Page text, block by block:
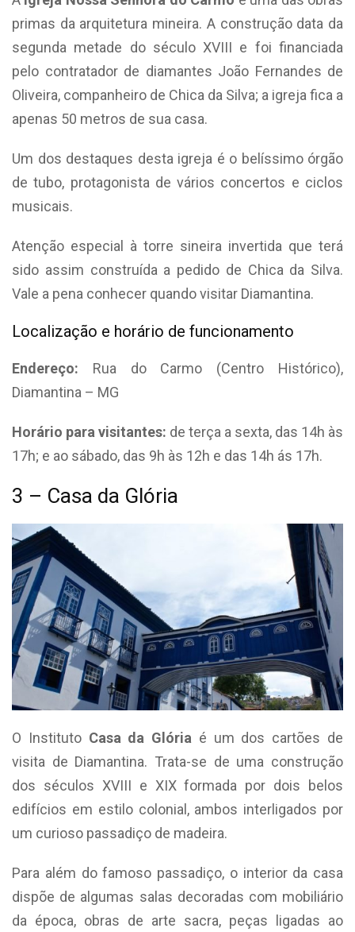
primas da arquitetura mineira. A construção data da
segunda metade do século XVIII e foi financiada
pelo contratador de diamantes João Fernandes de
Oliveira, companheiro de Chica da Silva; a igreja fica a
apenas 50 metros de sua casa.
Um dos destaques desta igreja é o belíssimo órgão
de tubo, protagonista de vários concertos e ciclos
musicais.
Atenção especial à torre sineira invertida que terá
sido assim construída a pedido de Chica da Silva.
Vale a pena conhecer quando visitar Diamantina.
Localização e horário de funcionamento
Endereço: Rua do Carmo (Centro Histórico),
Diamantina – MG
Horário para visitantes: de terça a sexta, das 14h às
17h; e ao sábado, das 9h às 12h e das 14h ás 17h.
3 – Casa da Glória
O Instituto Casa da Glória é um dos cartões de
visita de Diamantina. Trata-se de uma construção
dos séculos XVIII e XIX formada por dois belos
edifícios em estilo colonial, ambos interligados por
um curioso passadiço de madeira.
Para além do famoso passadiço, o interior da casa
dispõe de algumas salas decoradas com mobiliário
da época, obras de arte sacra, peças ligadas ao